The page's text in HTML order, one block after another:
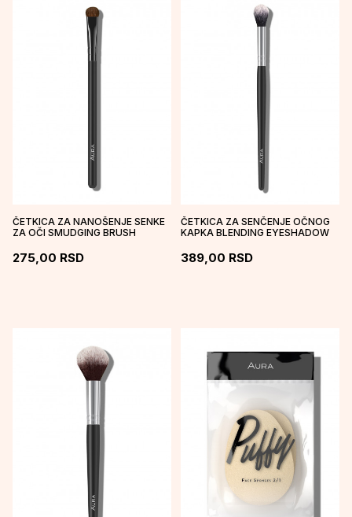
ČETKICA ZA NANOŠENJE SENKE
ZA OČI SMUDGING BRUSH
275,00 RSD
ČETKICA ZA SENČENJE OČNOG
KAPKA BLENDING EYESHADOW
389,00 RSD